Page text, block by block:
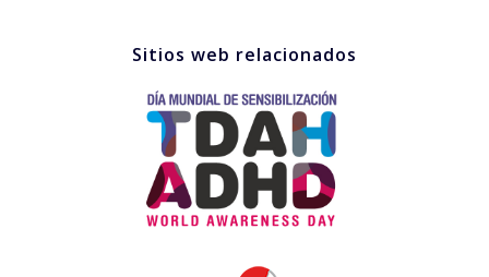
Sitios web relacionados